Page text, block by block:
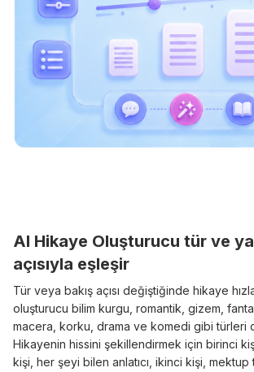
AI Hikaye Oluşturucu tür ve
açısıyla eşleşir
Tür veya bakış açısı değiştiğinde hikaye
oluşturucu bilim kurgu, romantik, gizem,
macera, korku, drama ve komedi gibi türleri
Hikayenin hissini şekillendirmek için birinci
kişi, her şeyi bilen anlatıcı, ikinci kişi, mektup